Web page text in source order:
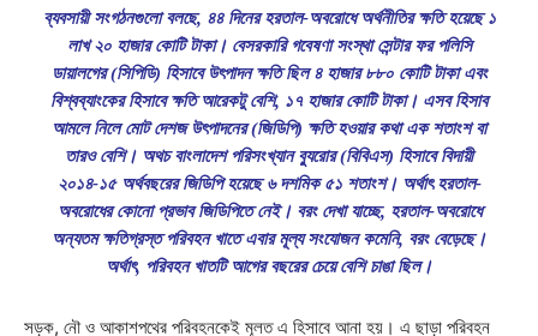
ব্যবসায়ী সংগঠনগুলো বলছে, ৪৪ দিনের হরতাল-অবরোধে অর্থনীতির ক্ষতি হয়েছে ১
লাখ ২০ হাজার কোটি টাকা। বেসরকারি গবেষণা সংস্থা সেন্টার ফর পলিসি
ডায়ালগের (সিপিডি) হিসাবে উৎপাদন ক্ষতি ছিল ৪ হাজার ৮৮০ কোটি টাকা এবং
বিশ্বব্যাংকের হিসাবে ক্ষতি আরেকটু বেশি, ১৭ হাজার কোটি টাকা। এসব হিসাব
আমলে নিলে মোট দেশজ উৎপাদনের (জিডিপি) ক্ষতি হওয়ার কথা এক শতাংশ বা
তারও বেশি। অথচ বাংলাদেশ পরিসংখ্যান ব্যুরোর (বিবিএস) হিসাবে বিদায়ী
২০১৪-১৫ অর্থবছরের জিডিপি হয়েছে ৬ দশমিক ৫১ শতাংশ। অর্থাৎ হরতাল-
অবরোধের কোনো প্রভাব জিডিপিতে নেই। বরং দেখা যাচ্ছে, হরতাল-অবরোধে
অন্যতম ক্ষতিগ্রস্ত পরিবহন খাতে এবার মূল্য সংযোজন কমেনি, বরং বেড়েছে।
অর্থাৎ, পরিবহন খাতটি আগের বছরের চেয়ে বেশি চাঙা ছিল।
সড়ক, নৌ ও আকাশপথের পরিবহনকেই মূলত এ হিসাবে আনা হয়। এ ছাড়া পরিবহন